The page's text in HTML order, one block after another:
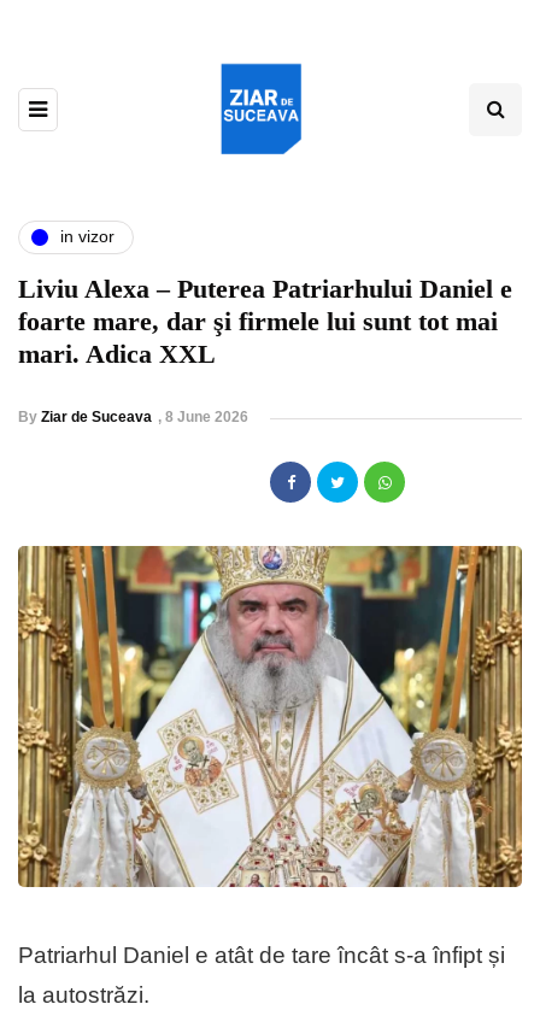
in vizor
Liviu Alexa – Puterea Patriarhului Daniel e
foarte mare, dar şi firmele lui sunt tot mai
mari. Adica XXL
By Ziar de Suceava , 8 June 2026
Patriarhul Daniel e atât de tare încât s-a înfipt și
la autostrăzi.